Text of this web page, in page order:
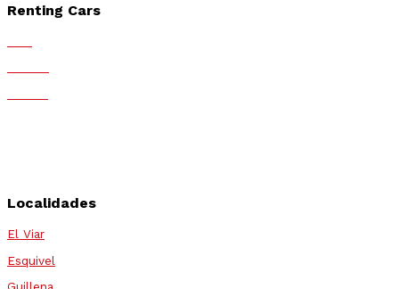
Renting Cars
Localidades
El Viar
Esquivel